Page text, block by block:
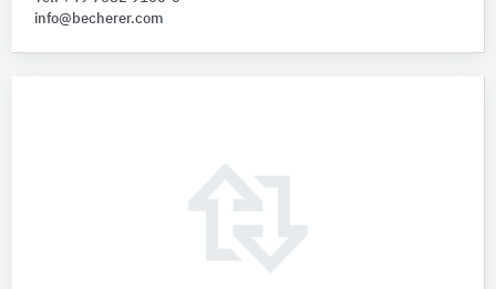
info@becherer.com